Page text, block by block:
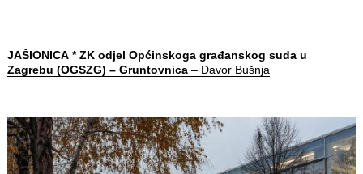
JAŠIONICA * ZK odjel Općinskoga građanskog suda u
Zagrebu (OGSZG) – Gruntovnica– Davor Bušnja